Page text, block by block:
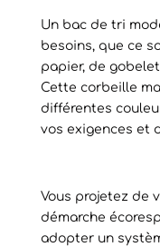
Un bac de tri
besoins, que ce
papier, de
Cette corbeille
différentes
vos exigences et
Vous projetez de
démarche
adopter un